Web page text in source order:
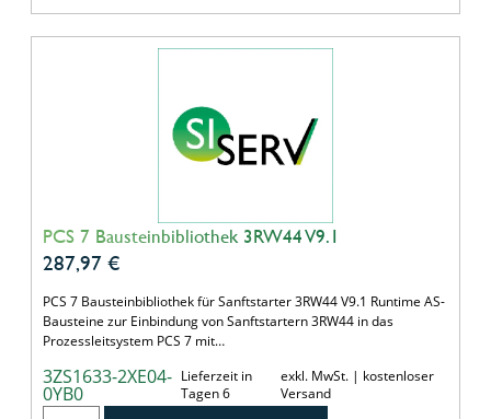
PCS 7 Bausteinbibliothek 3RW44 V9.1
287,97 €
PCS 7 Bausteinbibliothek für Sanftstarter 3RW44 V9.1 Runtime AS-
Bausteine zur Einbindung von Sanftstartern 3RW44 in das
Prozessleitsystem PCS 7 mit…
3ZS1633-2XE04-
0YB0
Lieferzeit in
Tagen 6
exkl. MwSt. | kostenloser
Versand